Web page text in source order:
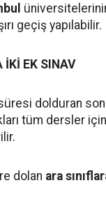
geçiş yapılabilir.
İKİ EK SINAV
dolduran son
tüm dersler için
dolan ara